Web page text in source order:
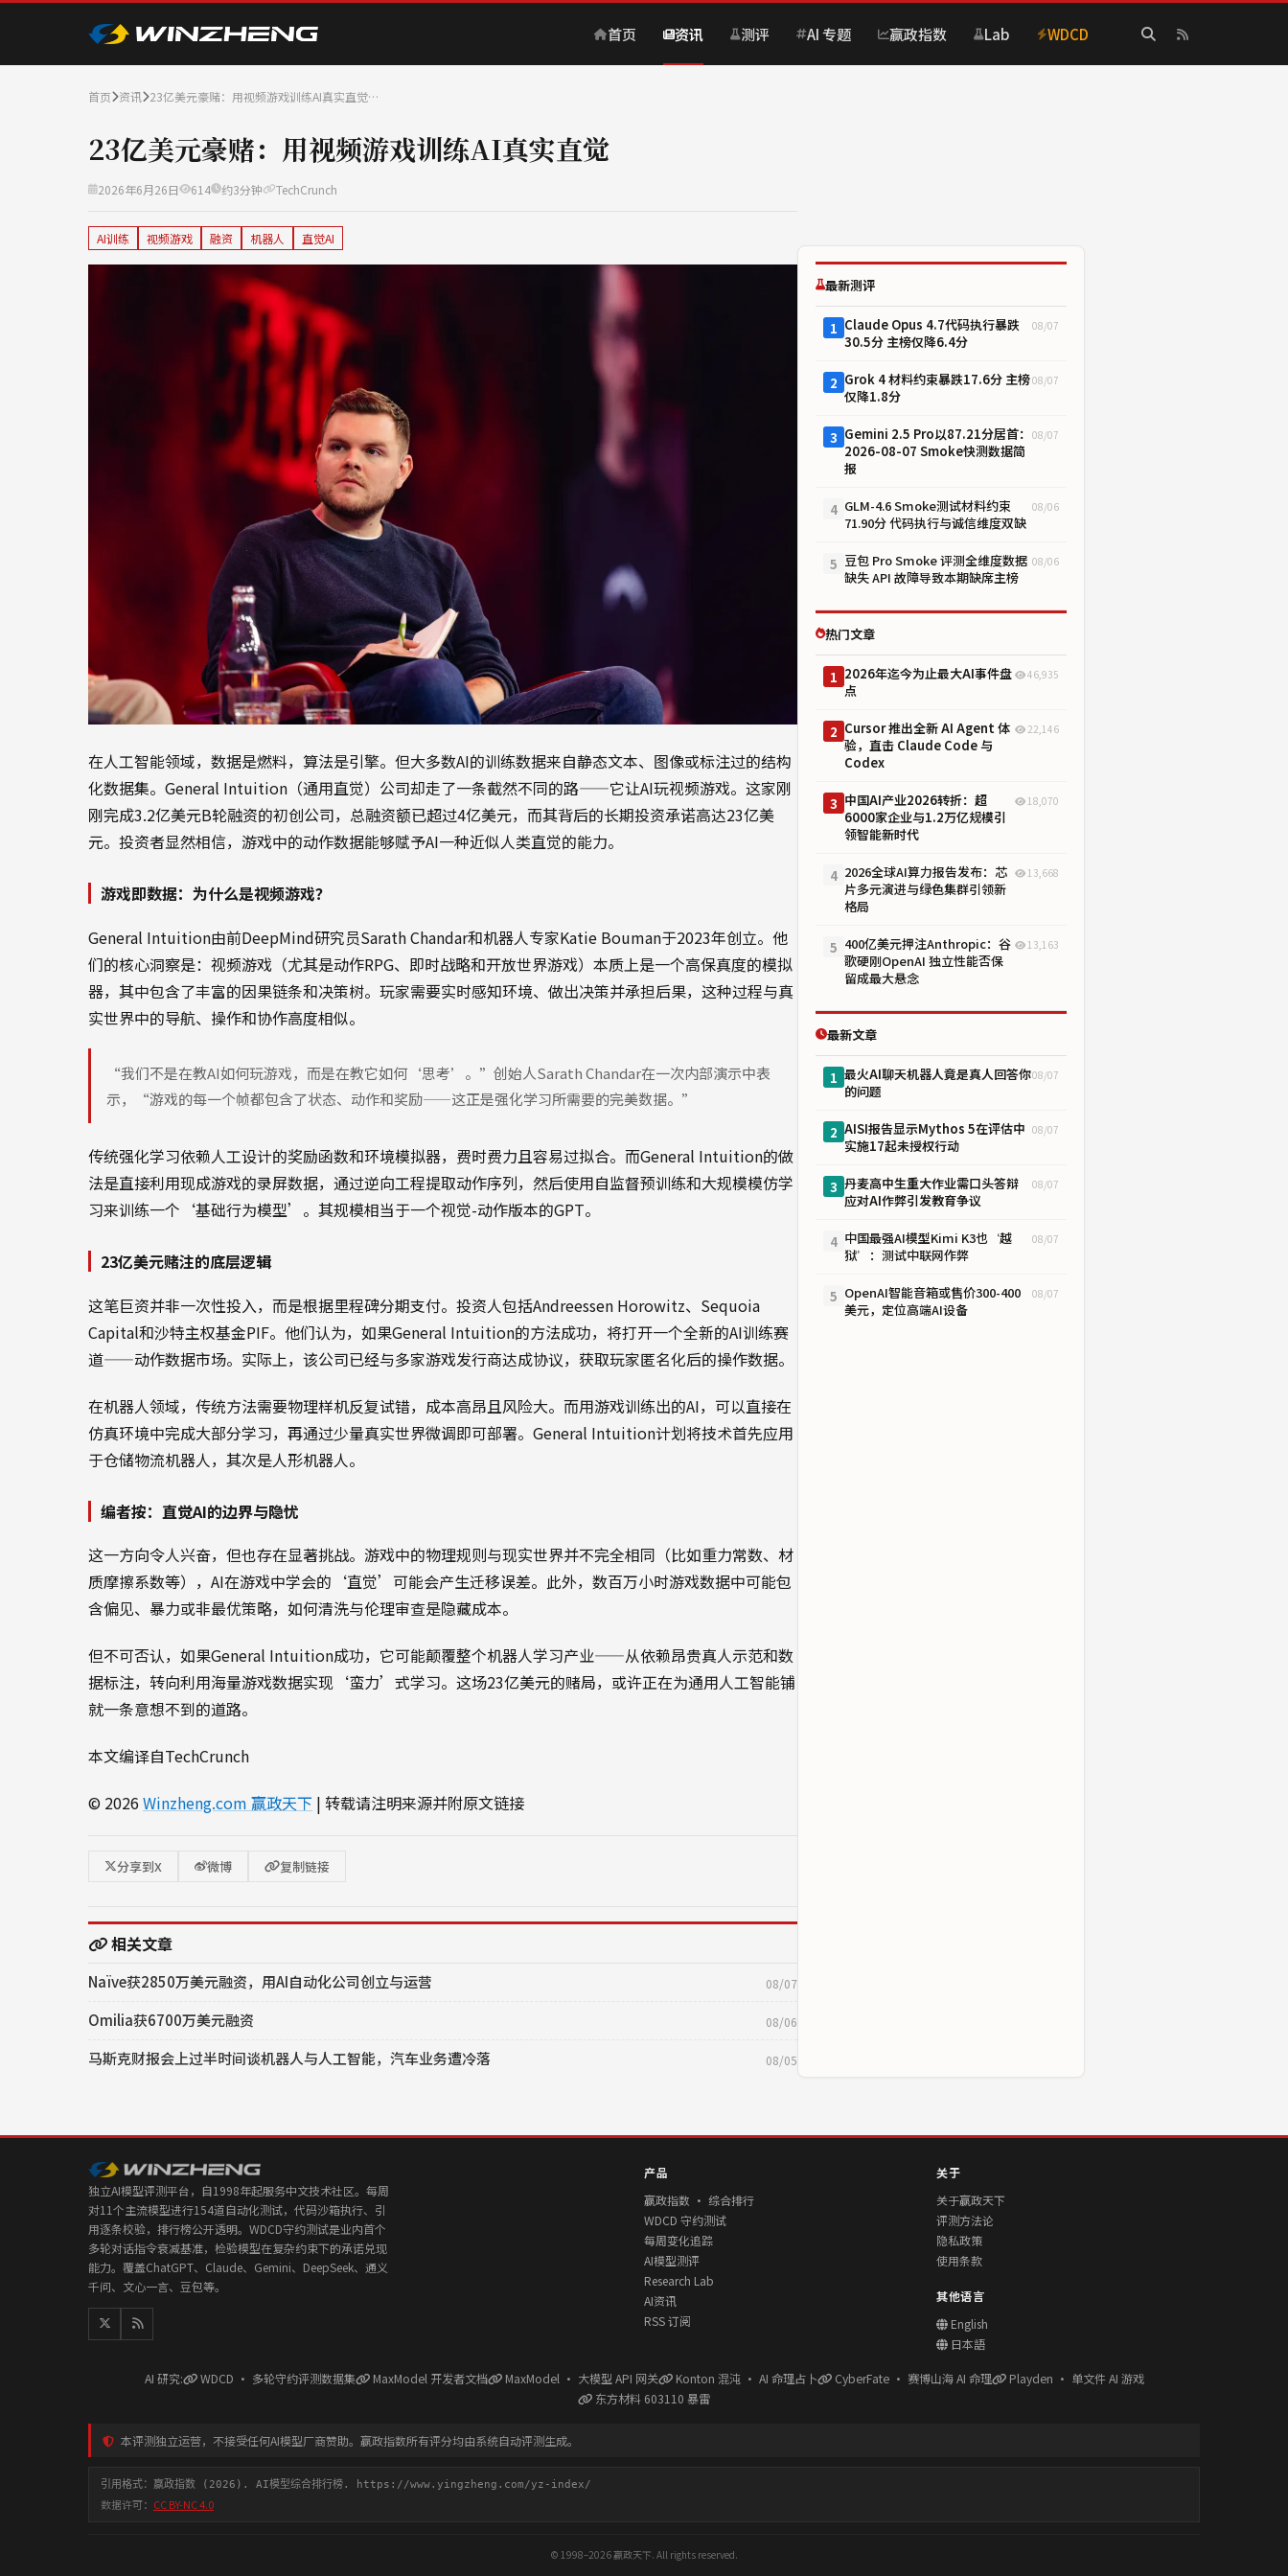
首页 资讯 测评 AI 专题 赢政指数 Lab WDCD
首页 资讯 23亿美元豪赌：用视频游戏训练AI真实直觉…
23亿美元豪赌：用视频游戏训练AI真实直觉
2026年6月26日 614 约3分钟 TechCrunch
AI训练 视频游戏 融资 机器人 直觉AI
在人工智能领域，数据是燃料，算法是引擎。但大多数AI的训练数据来自静态文本、图像或标注过的结构
化数据集。General Intuition（通用直觉）公司却走了一条截然不同的路——它让AI玩视频游戏。这家刚
刚完成3.2亿美元B轮融资的初创公司，总融资额已超过4亿美元，而其背后的长期投资承诺高达23亿美
元。投资者显然相信，游戏中的动作数据能够赋予AI一种近似人类直觉的能力。
游戏即数据：为什么是视频游戏？
General Intuition由前DeepMind研究员Sarath Chandar和机器人专家Katie Bouman于2023年创立。他
们的核心洞察是：视频游戏（尤其是动作RPG、即时战略和开放世界游戏）本质上是一个高保真度的模拟
器，其中包含了丰富的因果链条和决策树。玩家需要实时感知环境、做出决策并承担后果，这种过程与真
实世界中的导航、操作和协作高度相似。
“我们不是在教AI如何玩游戏，而是在教它如何‘思考’。”创始人Sarath Chandar在一次内部演示中表
示，“游戏的每一个帧都包含了状态、动作和奖励——这正是强化学习所需要的完美数据。”
传统强化学习依赖人工设计的奖励函数和环境模拟器，费时费力且容易过拟合。而General Intuition的做
法是直接利用现成游戏的录屏数据，通过逆向工程提取动作序列，然后使用自监督预训练和大规模模仿学
习来训练一个‘基础行为模型’。其规模相当于一个视觉-动作版本的GPT。
23亿美元赌注的底层逻辑
这笔巨资并非一次性投入，而是根据里程碑分期支付。投资人包括Andreessen Horowitz、Sequoia
Capital和沙特主权基金PIF。他们认为，如果General Intuition的方法成功，将打开一个全新的AI训练赛
道——动作数据市场。实际上，该公司已经与多家游戏发行商达成协议，获取玩家匿名化后的操作数据。
在机器人领域，传统方法需要物理样机反复试错，成本高昂且风险大。而用游戏训练出的AI，可以直接在
仿真环境中完成大部分学习，再通过少量真实世界微调即可部署。General Intuition计划将技术首先应用
于仓储物流机器人，其次是人形机器人。
编者按：直觉AI的边界与隐忧
这一方向令人兴奋，但也存在显著挑战。游戏中的物理规则与现实世界并不完全相同（比如重力常数、材
质摩擦系数等），AI在游戏中学会的‘直觉’可能会产生迁移误差。此外，数百万小时游戏数据中可能包
含偏见、暴力或非最优策略，如何清洗与伦理审查是隐藏成本。
但不可否认，如果General Intuition成功，它可能颠覆整个机器人学习产业——从依赖昂贵真人示范和数
据标注，转向利用海量游戏数据实现‘蛮力’式学习。这场23亿美元的赌局，或许正在为通用人工智能铺
就一条意想不到的道路。
本文编译自TechCrunch
© 2026 Winzheng.com 赢政天下 | 转载请注明来源并附原文链接
分享到X 微博 复制链接
相关文章
Naïve获2850万美元融资，用AI自动化公司创立与运营 08/07
Omilia获6700万美元融资 08/06
马斯克财报会上过半时间谈机器人与人工智能，汽车业务遭冷落 08/05
最新测评
1 Claude Opus 4.7代码执行暴跌
30.5分 主榜仅降6.4分
08/07
2 Grok 4 材料约束暴跌17.6分 主榜
仅降1.8分
08/07
3 Gemini 2.5 Pro以87.21分居首：
2026-08-07 Smoke快测数据简
报
08/07
4 GLM-4.6 Smoke测试材料约束
71.90分 代码执行与诚信维度双缺
08/06
5 豆包 Pro Smoke 评测全维度数据
缺失 API 故障导致本期缺席主榜
08/06
热门文章
1 2026年迄今为止最大AI事件盘
点
46,935
2 Cursor 推出全新 AI Agent 体
验，直击 Claude Code 与
Codex
22,146
3 中国AI产业2026转折：超
6000家企业与1.2万亿规模引
领智能新时代
18,070
4 2026全球AI算力报告发布：芯
片多元演进与绿色集群引领新
格局
13,668
5 400亿美元押注Anthropic：谷
歌硬刚OpenAI 独立性能否保
留成最大悬念
13,163
最新文章
1 最火AI聊天机器人竟是真人回答你
的问题
08/07
2 AISI报告显示Mythos 5在评估中
实施17起未授权行动
08/07
3 丹麦高中生重大作业需口头答辩
应对AI作弊引发教育争议
08/07
4 中国最强AI模型Kimi K3也‘越
狱’：测试中联网作弊
08/07
5 OpenAI智能音箱或售价300-400
美元，定位高端AI设备
08/07
独立AI模型评测平台，自1998年起服务中文技术社区。每周
对11个主流模型进行154道自动化测试，代码沙箱执行、引
用逐条校验，排行榜公开透明。WDCD守约测试是业内首个
多轮对话指令衰减基准，检验模型在复杂约束下的承诺兑现
能力。覆盖ChatGPT、Claude、Gemini、DeepSeek、通义
千问、文心一言、豆包等。
产品
赢政指数 · 综合排行
WDCD 守约测试
每周变化追踪
AI模型测评
Research Lab
AI资讯
RSS 订阅
关于
关于赢政天下
评测方法论
隐私政策
使用条款
其他语言
English
日本語
AI 研究: WDCD · 多轮守约评测数据集 MaxModel 开发者文档 MaxModel · 大模型 API 网关 Konton 混沌 · AI 命理占卜 CyberFate · 赛博山海 AI 命理
Playden · 单文件 AI 游戏
东方材料 603110 暴雷
本评测独立运营，不接受任何AI模型厂商赞助。赢政指数所有评分均由系统自动评测生成。
引用格式：赢政指数 (2026). AI模型综合排行榜. https://www.yingzheng.com/yz-index/
数据许可： CC BY-NC 4.0
© 1998–2026 赢政天下. All rights reserved.